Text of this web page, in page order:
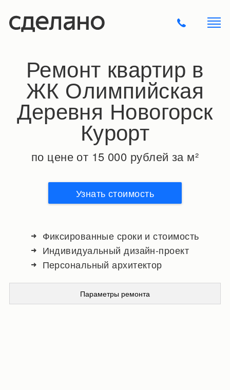
Ремонт квартир в
ЖК Олимпийская
Деревня Новогорск
Курорт
по цене от 15 000 рублей за м²
Узнать стоимость
Фиксированные сроки и стоимость
Индивидуальный дизайн-проект
Персональный архитектор
Параметры ремонта